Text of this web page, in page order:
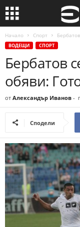
Начало Спорт
ВОДЕЩИ СПОРТ
Бербатов
обяви:
от Александър Иванов -
Сподели